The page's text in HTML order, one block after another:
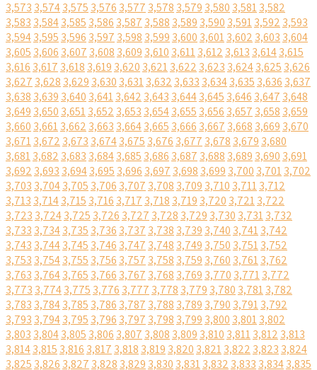
3,573 3,5743,575 3,576 3,577 3,578 3,579 3,580 3,5813,582
3,583 3,5843,585 3,586 3,587 3,588 3,589 3,590 3,5913,592 3,593
3,5943,595 3,596 3,597 3,598 3,599 3,600 3,6013,602 3,603 3,604
3,605 3,606 3,607 3,608 3,609 3,610 3,6113,612 3,613 3,6143,615
3,616 3,617 3,618 3,619 3,620 3,6213,622 3,623 3,6243,625 3,626
3,627 3,628 3,629 3,630 3,6313,632 3,633 3,6343,635 3,636 3,637
3,638 3,639 3,640 3,6413,642 3,643 3,6443,645 3,646 3,647 3,648
3,649 3,650 3,6513,652 3,653 3,6543,655 3,656 3,657 3,658 3,659
3,660 3,6613,662 3,663 3,6643,665 3,666 3,667 3,668 3,669 3,670
3,6713,672 3,673 3,6743,675 3,676 3,677 3,678 3,679 3,680
3,6813,682 3,683 3,6843,685 3,686 3,687 3,688 3,689 3,690 3,691
3,692 3,693 3,6943,695 3,696 3,697 3,698 3,699 3,700 3,7013,702
3,703 3,7043,705 3,706 3,707 3,708 3,709 3,710 3,7113,712
3,713 3,7143,715 3,716 3,717 3,718 3,719 3,720 3,7213,722
3,723 3,7243,725 3,726 3,727 3,728 3,729 3,730 3,7313,732
3,733 3,7343,735 3,736 3,737 3,738 3,739 3,740 3,7413,742
3,743 3,7443,745 3,746 3,747 3,748 3,749 3,750 3,7513,752
3,753 3,7543,755 3,756 3,757 3,758 3,759 3,760 3,7613,762
3,763 3,7643,765 3,766 3,767 3,768 3,769 3,770 3,7713,772
3,773 3,7743,775 3,776 3,777 3,778 3,779 3,780 3,7813,782
3,783 3,7843,785 3,786 3,787 3,788 3,789 3,790 3,7913,792
3,793 3,7943,795 3,796 3,797 3,798 3,799 3,800 3,8013,802
3,803 3,8043,805 3,806 3,807 3,808 3,809 3,810 3,8113,812 3,813
3,8143,815 3,816 3,817 3,818 3,819 3,820 3,8213,822 3,823 3,824
3,825 3,826 3,827 3,828 3,829 3,830 3,8313,832 3,833 3,8343,835